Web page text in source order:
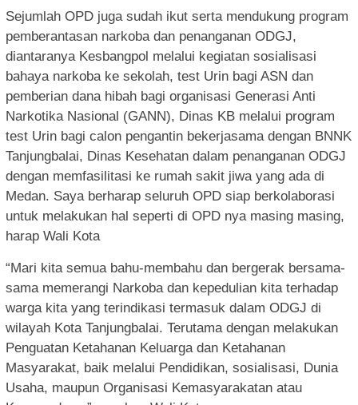
Sejumlah OPD juga sudah ikut serta mendukung program
pemberantasan narkoba dan penanganan ODGJ,
diantaranya Kesbangpol melalui kegiatan sosialisasi
bahaya narkoba ke sekolah, test Urin bagi ASN dan
pemberian dana hibah bagi organisasi Generasi Anti
Narkotika Nasional (GANN), Dinas KB melalui program
test Urin bagi calon pengantin bekerjasama dengan BNNK
Tanjungbalai, Dinas Kesehatan dalam penanganan ODGJ
dengan memfasilitasi ke rumah sakit jiwa yang ada di
Medan. Saya berharap seluruh OPD siap berkolaborasi
untuk melakukan hal seperti di OPD nya masing masing,
harap Wali Kota
“Mari kita semua bahu-membahu dan bergerak bersama-
sama memerangi Narkoba dan kepedulian kita terhadap
warga kita yang terindikasi termasuk dalam ODGJ di
wilayah Kota Tanjungbalai. Terutama dengan melakukan
Penguatan Ketahanan Keluarga dan Ketahanan
Masyarakat, baik melalui Pendidikan, sosialisasi, Dunia
Usaha, maupun Organisasi Kemasyarakatan atau